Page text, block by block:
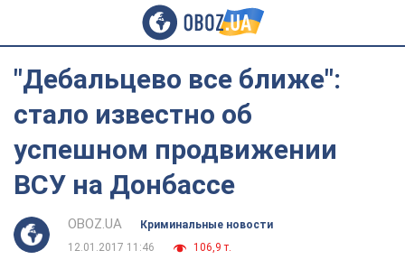
"Дебальцево все ближе":
стало известно об
успешном продвижении
ВСУ на Донбассе
OBOZ.UA
Криминальные новости
12.01.2017 11:46
106,9 т.